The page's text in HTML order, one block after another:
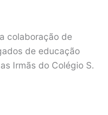
colaboração de
de educação
Irmãs do Colégio S.